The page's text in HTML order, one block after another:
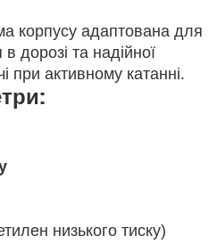
корпусу адаптована для
дорозі та надійної
при активному катанні.
низького тиску)